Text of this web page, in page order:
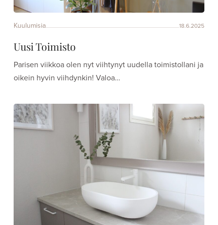
Kuulumisia 18.6.2025
Uusi Toimisto
Parisen viikkoa olen nyt viihtynyt uudella toimistollani ja
oikein hyvin viihdynkin! Valoa…